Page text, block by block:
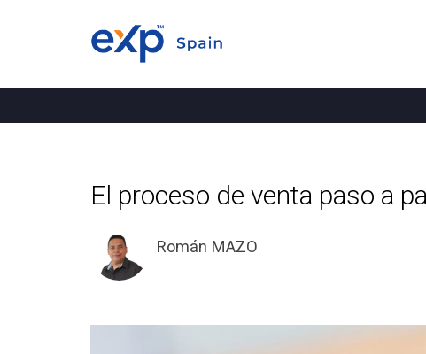
El proceso de venta paso a
Román MAZO